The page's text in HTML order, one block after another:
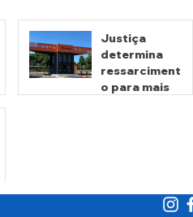
Justiça
determina
ressarciment
o para mais